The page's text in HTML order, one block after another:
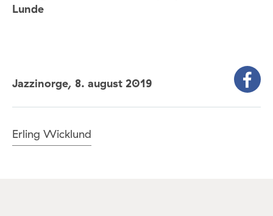
Lunde
Jazzinorge, 8. august 2019
Erling Wicklund